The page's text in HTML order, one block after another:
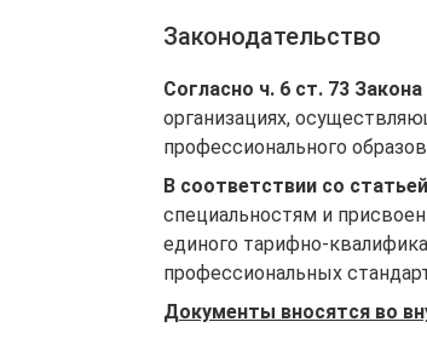
Законодательство
Согласно ч. 6 ст. 73
организациях,
профессионального
В соответствии со
специальностям и
единого тарифно-
профессиональных
Документы вносятся во